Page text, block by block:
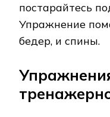
постарайтесь
Упражнение
бедер, и спины.